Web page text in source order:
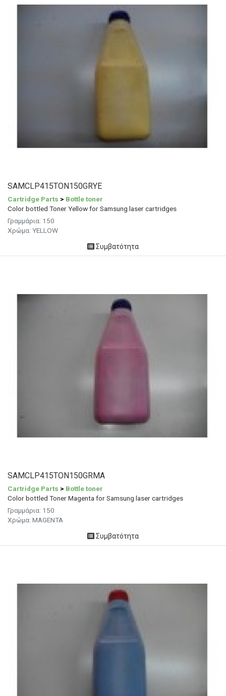
SAMCLP415TON150GRYE
Cartridge Parts > Bottle toner
Color bottled Toner Yellow for Samsung laser cartridges
Γραμμάρια: 150
Χρώμα: YELLOW
Συμβατότητα
SAMCLP415TON150GRMA
Cartridge Parts > Bottle toner
Color bottled Toner Magenta for Samsung laser cartridges
Γραμμάρια: 150
Χρώμα: MAGENTA
Συμβατότητα